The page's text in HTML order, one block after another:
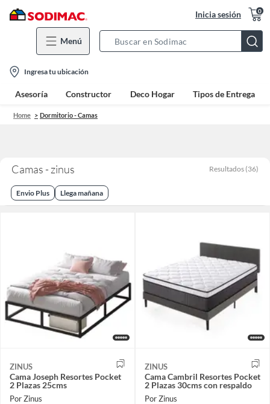
Inicia sesión 0
Menú
Bar
location-
icon
Ingresa tu ubicación
Asesoría Constructor Deco Hogar Tipos de Entrega
Home Dormitorio - Camas
Camas - zinus Resultados (36)
Envio Plus Llega mañana
ZINUS
Cama Joseph Resortes Pocket
2 Plazas 25cms
Por Zinus
ZINUS
Cama Cambril Resortes Pocket
2 Plazas 30cms con respaldo
Por Zinus